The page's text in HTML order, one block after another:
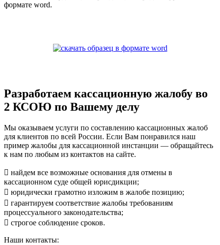
формате word.
Разработаем кассационную жалобу во
2 КСОЮ по Вашему делу
Мы оказываем услуги по составлению кассационных жалоб
для клиентов по всей России. Если Вам понравился наш
пример жалобы для кассационной инстанции — обращайтесь
к нам по любым из контактов на сайте.
 найдем все возможные основания для отмены в
кассационном суде общей юрисдикции;
 юридически грамотно изложим в жалобе позицию;
 гарантируем соответствие жалобы требованиям
процессуального законодательства;
 строгое соблюдение сроков.
Наши контакты: